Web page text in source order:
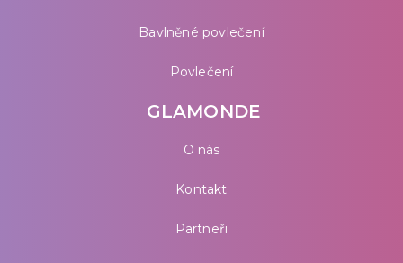
Bavlněné povlečení
Povlečení
GLAMONDE
O nás
Kontakt
Partneři